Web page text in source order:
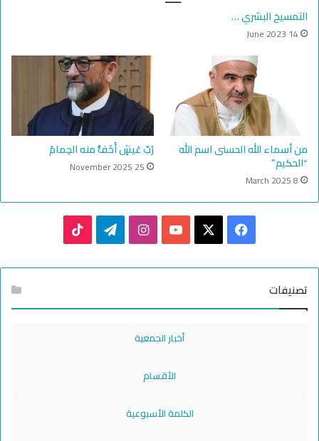
التمسيخ البشري …
14 June 2023
من أسماء الله الحسنى اسم الله
“الحكيم”
8 March 2025
رُبّ عَيشٍ أَخَفُّ منه الحِمامُ
25 November 2025
Facebook
YouTube
Instagram
Telegram
تصنيفات
أخبار الجمعية
الأقسام
الكلمة الأسبوعية